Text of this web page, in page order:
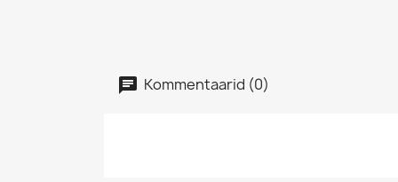
Kommentaarid (0)